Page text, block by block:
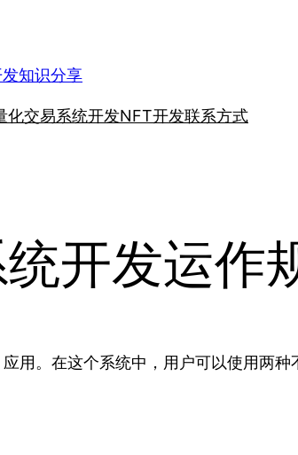
知识分享
化交易系统开发NFT开发联系方式
开发运作
用。在这个系统中，用户可以使用两